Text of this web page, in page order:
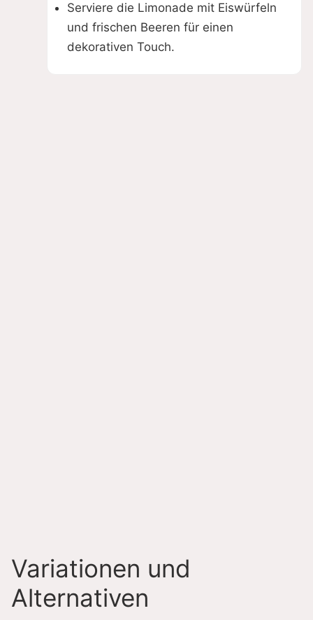
Serviere die Limonade mit Eiswürfeln
und frischen Beeren für einen
dekorativen Touch.
Variationen und
Alternativen